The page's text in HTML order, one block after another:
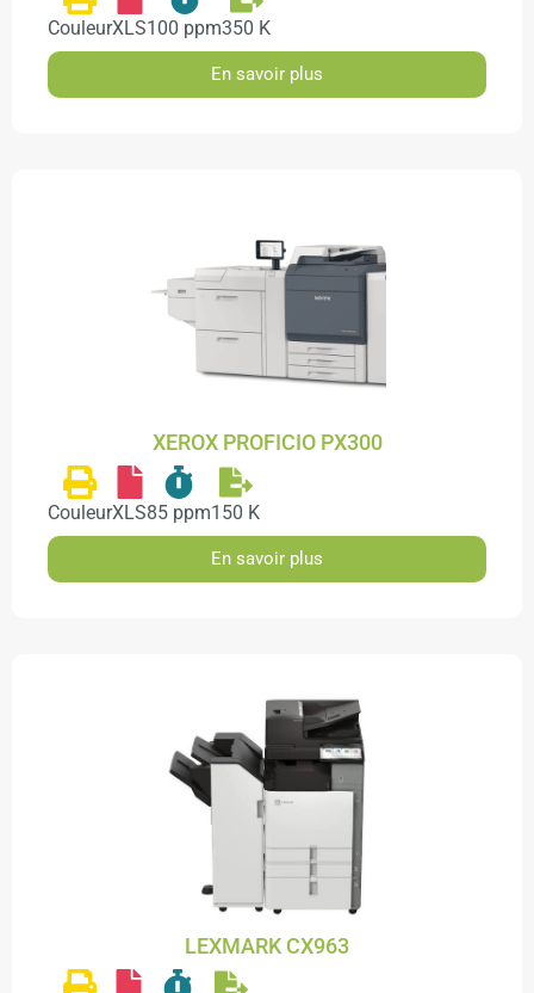
CouleurXLS100 ppm350 K
En savoir plus
XEROX PROFICIO PX300
CouleurXLS85 ppm150 K
En savoir plus
LEXMARK CX963